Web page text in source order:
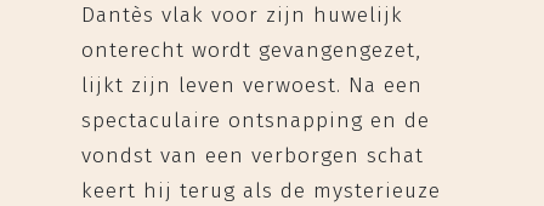
Dantès vlak voor zijn huwelijk
onterecht wordt gevangengezet,
lijkt zijn leven verwoest. Na een
spectaculaire ontsnapping en de
vondst van een verborgen schat
keert hij terug als de mysterieuze